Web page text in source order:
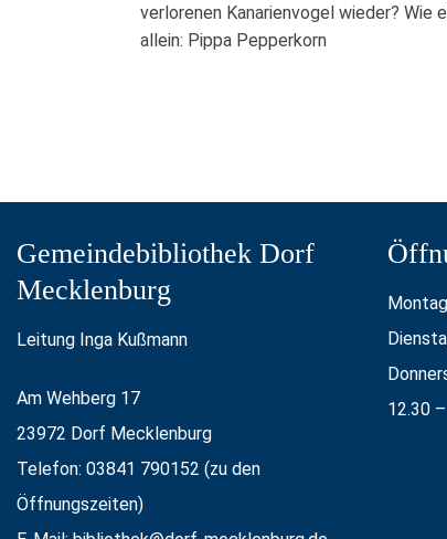
verlorenen Kanarienvogel wieder? Wie
allein: Pippa Pepperkorn
Gemeindebibliothek Dorf
Mecklenburg
Leitung Inga Kußmann
Am Wehberg 17
23972 Dorf Mecklenburg
Telefon: 03841 790152 (zu den
Öffnungszeiten)
12.30